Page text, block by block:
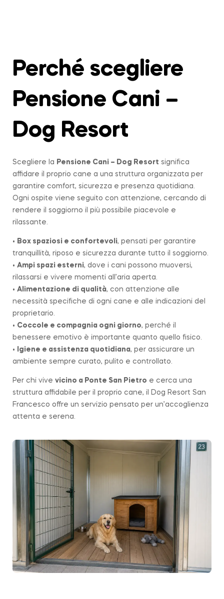
Perché scegliere
Pensione Cani –
Dog Resort
Scegliere la Pensione Cani – Dog Resort significa
affidare il proprio cane a una struttura organizzata per
garantire comfort, sicurezza e presenza quotidiana.
Ogni ospite viene seguito con attenzione, cercando di
rendere il soggiorno il più possibile piacevole e
rilassante.
• Box spaziosi e confortevoli, pensati per garantire
tranquillità, riposo e sicurezza durante tutto il soggiorno.
• Ampi spazi esterni, dove i cani possono muoversi,
rilassarsi e vivere momenti all’aria aperta.
• Alimentazione di qualità, con attenzione alle
necessità specifiche di ogni cane e alle indicazioni del
proprietario.
• Coccole e compagnia ogni giorno, perché il
benessere emotivo è importante quanto quello fisico.
•
Igiene e assistenza quotidiana, per assicurare un
ambiente sempre curato, pulito e controllato.
Per chi vive vicino a Ponte San Pietro e cerca una
struttura affidabile per il proprio cane, il Dog Resort San
Francesco offre un servizio pensato per un’accoglienza
attenta e serena.